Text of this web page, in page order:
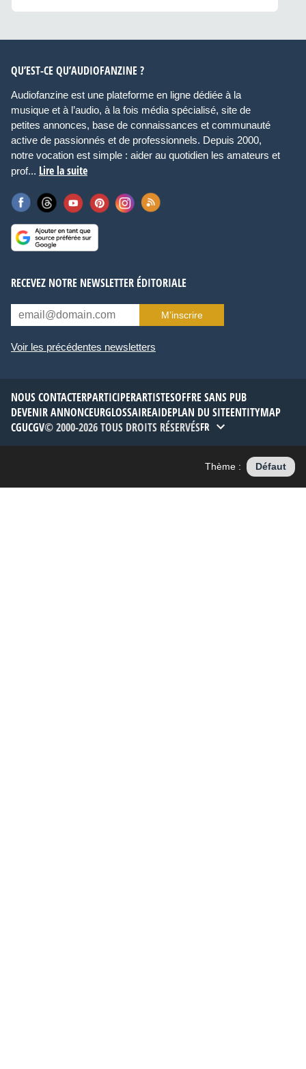
QU’EST-CE QU’AUDIOFANZINE ?
Audiofanzine est une plateforme en ligne dédiée à la
musique et à l’audio, à la fois média spécialisé, site de
petites annonces, base de connaissances et communauté
active de passionnés et de professionnels. Depuis 2000,
notre vocation est simple : aider au quotidien les amateurs et
prof... Lire la suite
RECEVEZ NOTRE NEWSLETTER ÉDITORIALE
M’inscrire
Voir les précédentes newsletters
NOUS CONTACTERPARTICIPERARTISTESOFFRE SANS PUB
DEVENIR ANNONCEURGLOSSAIREAIDEPLAN DU SITEENTITYMAP
CGUCGV© 2000-2026 TOUS DROITS RÉSERVÉSFR
Thème : Défaut